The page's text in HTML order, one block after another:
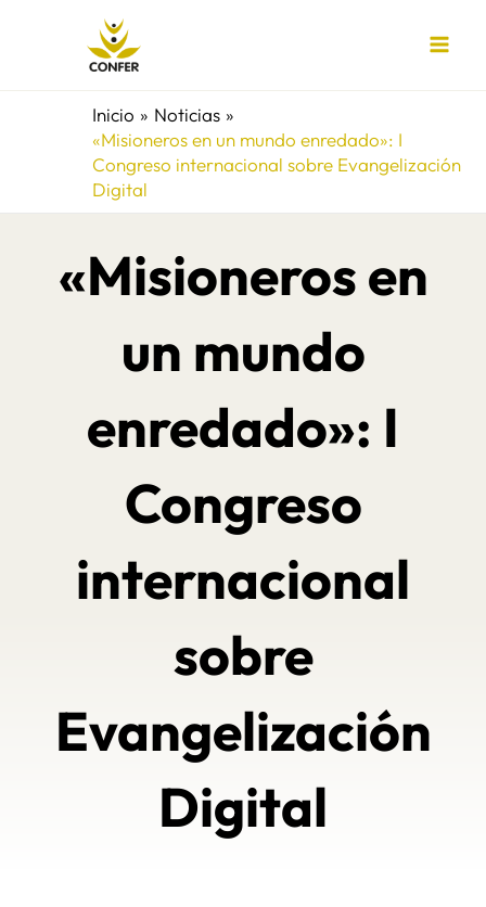
Inicio
Noticias
«Misioneros en un mundo enredado»: I
Congreso internacional sobre Evangelización
Digital
«Misioneros en
un mundo
enredado»: I
Congreso
internacional
sobre
Evangelización
Digital